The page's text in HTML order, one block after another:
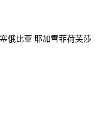
俄比亚 耶加雪菲荷芙莎